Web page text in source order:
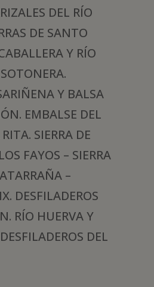
DEL RÍO
DE SANTO
Y RÍO
Y BALSA
EMBALSE DEL
SIERRA DE
FAYOS – SIERRA
–
DESFILADEROS
RÍO HUERVA Y
DEL